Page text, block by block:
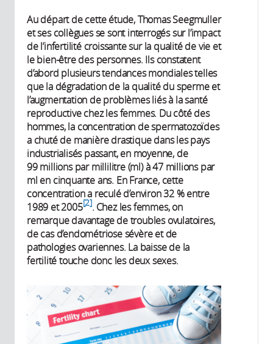
Au départ de cette étude, Thomas Seegmuller
et ses collègues se sont interrogés sur l’impact
de l’infertilité croissante sur la qualité de vie et
le bien-être des personnes. Ils constatent
d’abord plusieurs tendances mondiales telles
que la dégradation de la qualité du sperme et
l’augmentation de problèmes liés à la santé
reproductive chez les femmes. Du côté des
hommes, la concentration de spermatozoïdes
a chuté de manière drastique dans les pays
industrialisés passant, en moyenne, de
99 millions par millilitre (ml) à 47 millions par
ml en cinquante ans. En France, cette
concentration a reculé d’environ 32 % entre
1989 et 2005 2 . Chez les femmes, on
remarque davantage de troubles ovulatoires,
de cas d’endométriose sévère et de
pathologies ovariennes. La baisse de la
fertilité touche donc les deux sexes.